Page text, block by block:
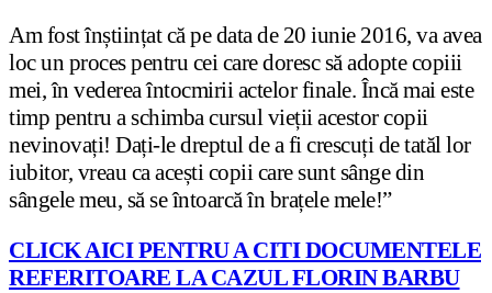
Am fost înștiințat că pe data de 20 iunie 2016, va avea
loc un proces pentru cei care doresc să adopte copiii
mei, în vederea întocmirii actelor finale. Încă mai este
timp pentru a schimba cursul vieții acestor copii
nevinovați! Dați-le dreptul de a fi crescuți de tatăl lor
iubitor, vreau ca acești copii care sunt sânge din
sângele meu, să se întoarcă în brațele mele!”
CLICK AICI PENTRU A CITI DOCUMENTELE
REFERITOARE LA CAZUL FLORIN BARBU